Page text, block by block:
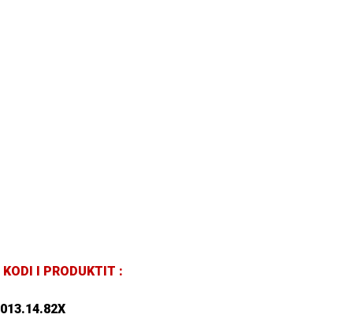
KODI I PRODUKTIT :
013.14.82X